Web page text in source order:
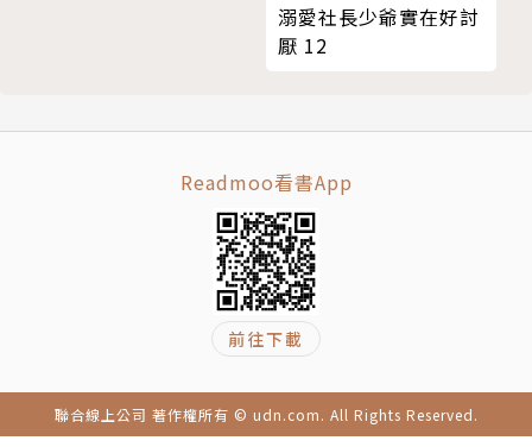
溺愛社長少爺實在好討
厭 12
Readmoo看書App
前往下載
聯合線上公司 著作權所有 © udn.com. All Rights Reserved.